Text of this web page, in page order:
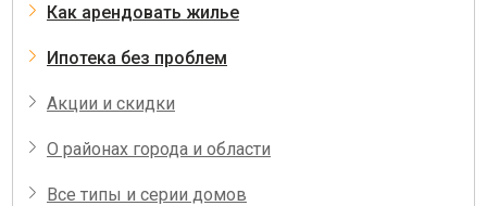
Как арендовать жилье
Ипотека без проблем
Акции и скидки
О районах города и области
Все типы и серии домов